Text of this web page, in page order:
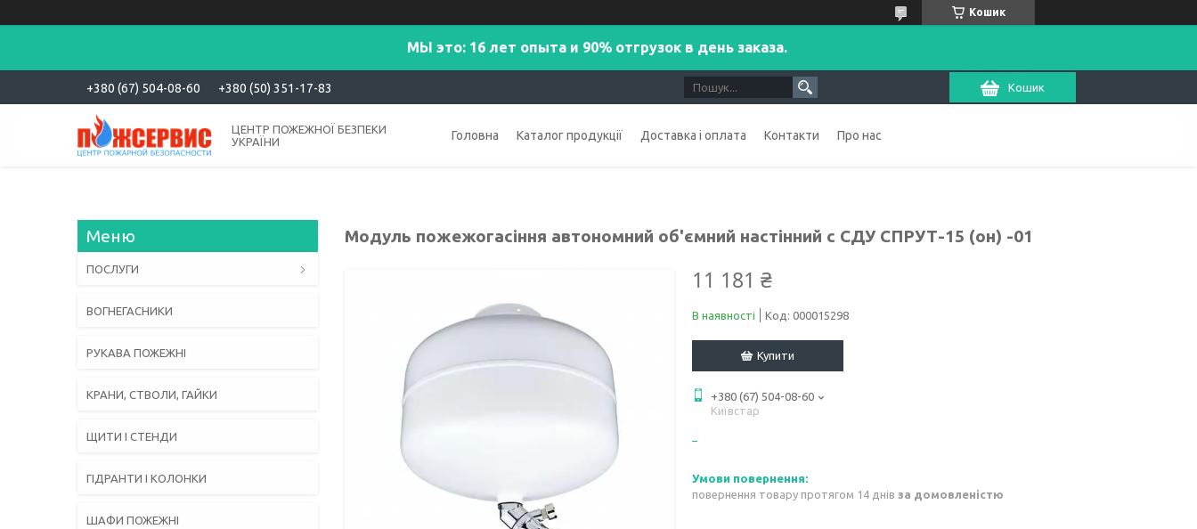
Кошик
МЫ это: 16 лет опыта и 90% отгрузок в день заказа.
+380 (67) 504-08-60 +380 (50) 351-17-83 Кошик
ЦЕНТР ПОЖЕЖНОЇ БЕЗПЕКИ
УКРАЇНИ
Головна Каталог продукції Доставка і оплата Контакти Про нас
Модуль пожежогасіння автономний об'ємний настінний с СДУ СПРУТ-15 (он) -01
11 181 ₴
В наявності Код: 000015298
Купити
+380 (67) 504-08-60
Київстар
повернення товару протягом 14 днів за домовленістю
ПОСЛУГИ
ВОГНЕГАСНИКИ
РУКАВА ПОЖЕЖНІ
КРАНИ, СТВОЛИ, ГАЙКИ
ЩИТИ І СТЕНДИ
ГІДРАНТИ І КОЛОНКИ
ШАФИ ПОЖЕЖНІ